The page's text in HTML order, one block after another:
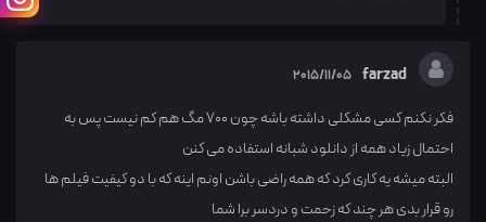
farzad
2015/11/05
فکر نکنم کسی مشکلی داشته باشه چون 700 مگ هم کم نیست پس به
احتمال زیاد همه از دانلود شبانه استفاده می کنن
البته میشه یه کاری کرد که همه راضی باشن اونم اینه که با دو کیفیت فیلم ها
رو قرار بدی هر چند که زحمت و دردسر برا شما